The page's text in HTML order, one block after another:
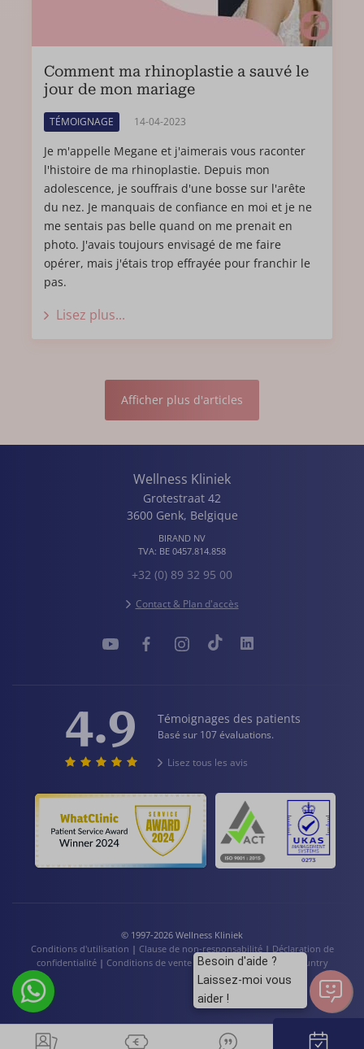
Comment ma rhinoplastie a sauvé le
jour de mon mariage
TÉMOIGNAGE 14-04-2023
Je m'appelle Megane et j'aimerais vous raconter
l'histoire de ma rhinoplastie. Depuis mon
adolescence, je souffrais d'une bosse sur l'arête
du nez. Je manquais de confiance en moi et je ne
me sentais pas belle quand on me prenait en
photo. J'avais toujours envisagé de me faire
opérer, mais j'étais trop effrayée pour franchir le
pas.
Lisez plus...
Afficher plus d'articles
Wellness Kliniek
Grotestraat 42
3600 Genk, Belgique
BIRAND NV
TVA: BE 0457.814.858
+32 (0) 89 32 95 00
Contact & Plan d'accès
4.9 Témoignages des patients
Basé sur 107 évaluations.
Lisez tous les avis
© 1997-2026 Wellness Kliniek
Conditions d'utilisation | Clause de non-responsabilité| Déclaration de
confidentialité| Conditions de vente|Cookies |Language / Country
Besoin d'aide ?
Laissez-moi vous
aider !